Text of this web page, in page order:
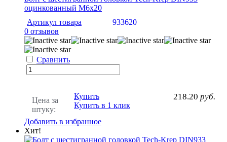
оцинкованный М6х20
Артикул товара
933620
0 отзывов
Сравнить
Цена за
штуку:
218.20 руб.
Купить
Купить в 1 клик
Добавить в избранное
Хит!